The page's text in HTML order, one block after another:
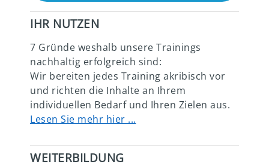
IHR NUTZEN
7 Gründe weshalb unsere Trainings
nachhaltig erfolgreich sind:
Wir bereiten jedes Training akribisch vor
und richten die Inhalte an Ihrem
individuellen Bedarf und Ihren Zielen aus.
Lesen Sie mehr hier ...
WEITERBILDUNG